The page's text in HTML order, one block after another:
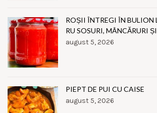
ROȘII ÎNTREGI ÎN BULION
RU SOSURI, MÂNCĂRURI
august 5, 2026
PIEPT DE PUI CU CAISE
august 5, 2026